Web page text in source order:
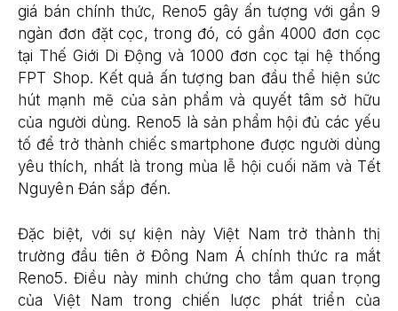
giá bán chính thức, Reno5 gây ấn tượng với gần 9
ngàn đơn đặt cọc, trong đó, có gần 4000 đơn cọc
tại Thế Giới Di Động và 1000 đơn cọc tại hệ thống
FPT Shop. Kết quả ấn tượng ban đầu thể hiện sức
hút mạnh mẽ của sản phẩm và quyết tâm sở hữu
của người dùng. Reno5 là sản phẩm hội đủ các yếu
tố để trở thành chiếc smartphone được người dùng
yêu thích, nhất là trong mùa lễ hội cuối năm và Tết
Nguyên Đán sắp đến.
Đặc biệt, với sự kiện này Việt Nam trở thành thị
trường đầu tiên ở Đông Nam Á chính thức ra mắt
Reno5. Điều này minh chứng cho tầm quan trọng
của Việt Nam trong chiến lược phát triển của